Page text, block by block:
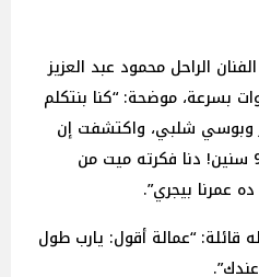
الراحل محمود عبد العزيز
بسرعة، موضحة: “كنا بنتكلم
وبوسي شلبي، واكتشفت إن
محمود عبد العزيز ميت بقاله 9 سنين! دنا فكرته ميت من
عمرنا بيجري”.
قائلة: “عمالة أقول: يارب طول